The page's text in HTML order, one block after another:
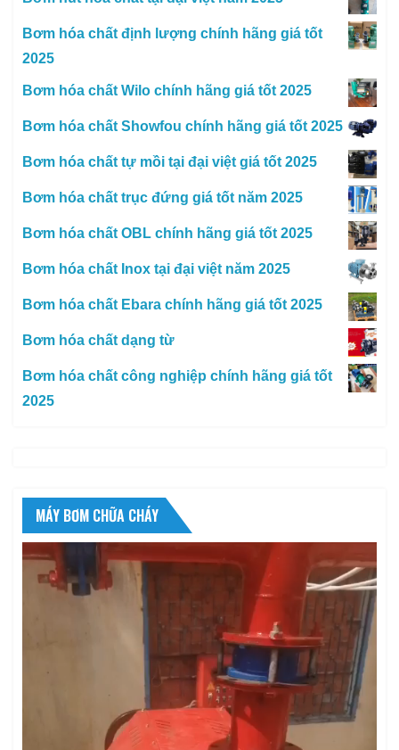
Bơm hóa chất định lượng chính hãng giá tốt
2025
Bơm hóa chất Wilo chính hãng giá tốt 2025
Bơm hóa chất Showfou chính hãng giá tốt 2025
Bơm hóa chất tự mồi tại đại việt giá tốt 2025
Bơm hóa chất trục đứng giá tốt năm 2025
Bơm hóa chất OBL chính hãng giá tốt 2025
Bơm hóa chất Inox tại đại việt năm 2025
Bơm hóa chất Ebara chính hãng giá tốt 2025
Bơm hóa chất dạng từ
Bơm hóa chất công nghiệp chính hãng giá tốt
2025
MÁY BƠM CHỮA CHÁY
Trình
chơi